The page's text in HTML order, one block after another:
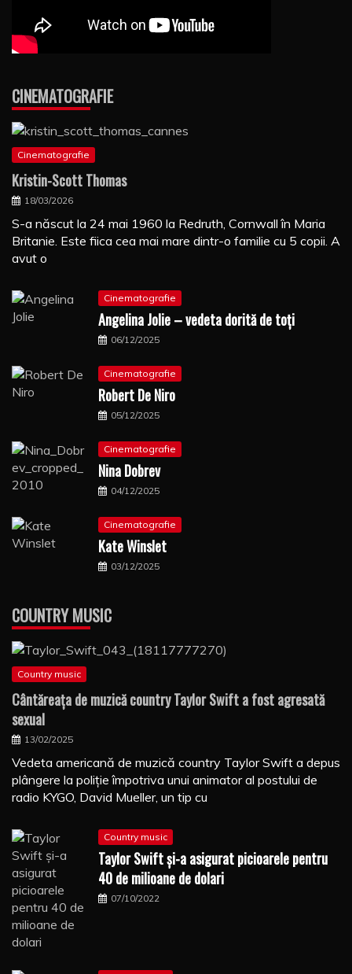
CINEMATOGRAFIE
Cinematografie
Kristin-Scott Thomas
18/03/2026
S-a născut la 24 mai 1960 la Redruth, Cornwall în Maria
Britanie. Este fiica cea mai mare dintr-o familie cu 5 copii. A
avut o
Cinematografie
Angelina Jolie – vedeta dorită de toți
06/12/2025
Cinematografie
Robert De Niro
05/12/2025
Cinematografie
Nina Dobrev
04/12/2025
Cinematografie
Kate Winslet
03/12/2025
COUNTRY MUSIC
Country music
Cântăreaţa de muzică country Taylor Swift a fost agresată
sexual
13/02/2025
Vedeta americană de muzică country Taylor Swift a depus
plângere la poliţie împotriva unui animator al postului de
radio KYGO, David Mueller, un tip cu
Country music
Taylor Swift şi-a asigurat picioarele pentru
40 de milioane de dolari
07/10/2022